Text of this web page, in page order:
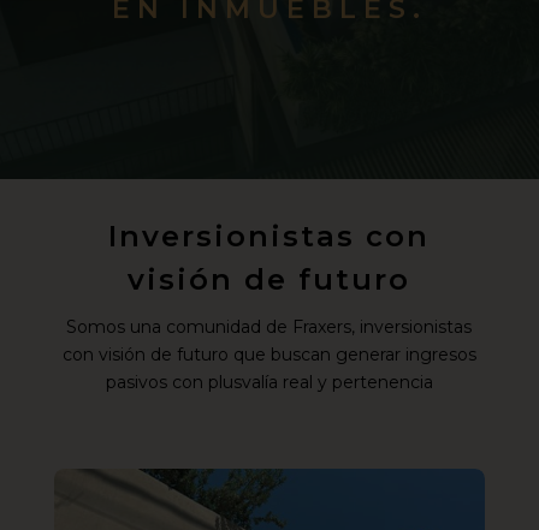
EN INMUEBLES.
Inversionistas con
visión de futuro
Somos una comunidad de Fraxers, inversionistas
con visión de futuro que buscan generar ingresos
pasivos con plusvalía real y pertenencia